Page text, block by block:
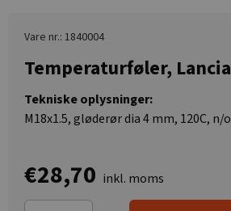
Vare nr.: 1840004
Temperaturføler, Lancia
Tekniske oplysninger:
M18x1.5, gløderør dia 4 mm, 120C, n/o
€28,70 inkl. moms